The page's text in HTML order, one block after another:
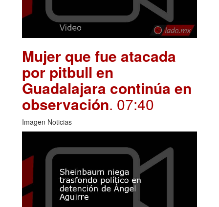
Mujer que fue atacada
por pitbull en
Guadalajara continúa en
observación. 07:40
Imagen Noticias